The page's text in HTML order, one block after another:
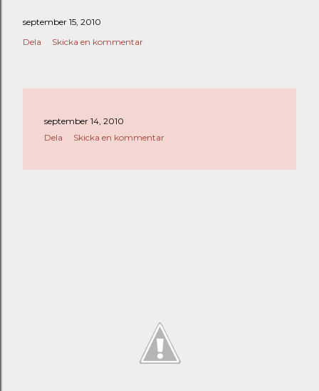
september 15, 2010
Dela
Skicka en kommentar
september 14, 2010
Dela
Skicka en kommentar